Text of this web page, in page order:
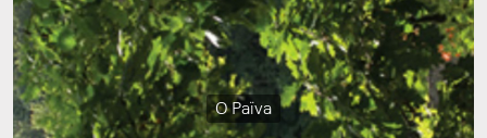
O Païva